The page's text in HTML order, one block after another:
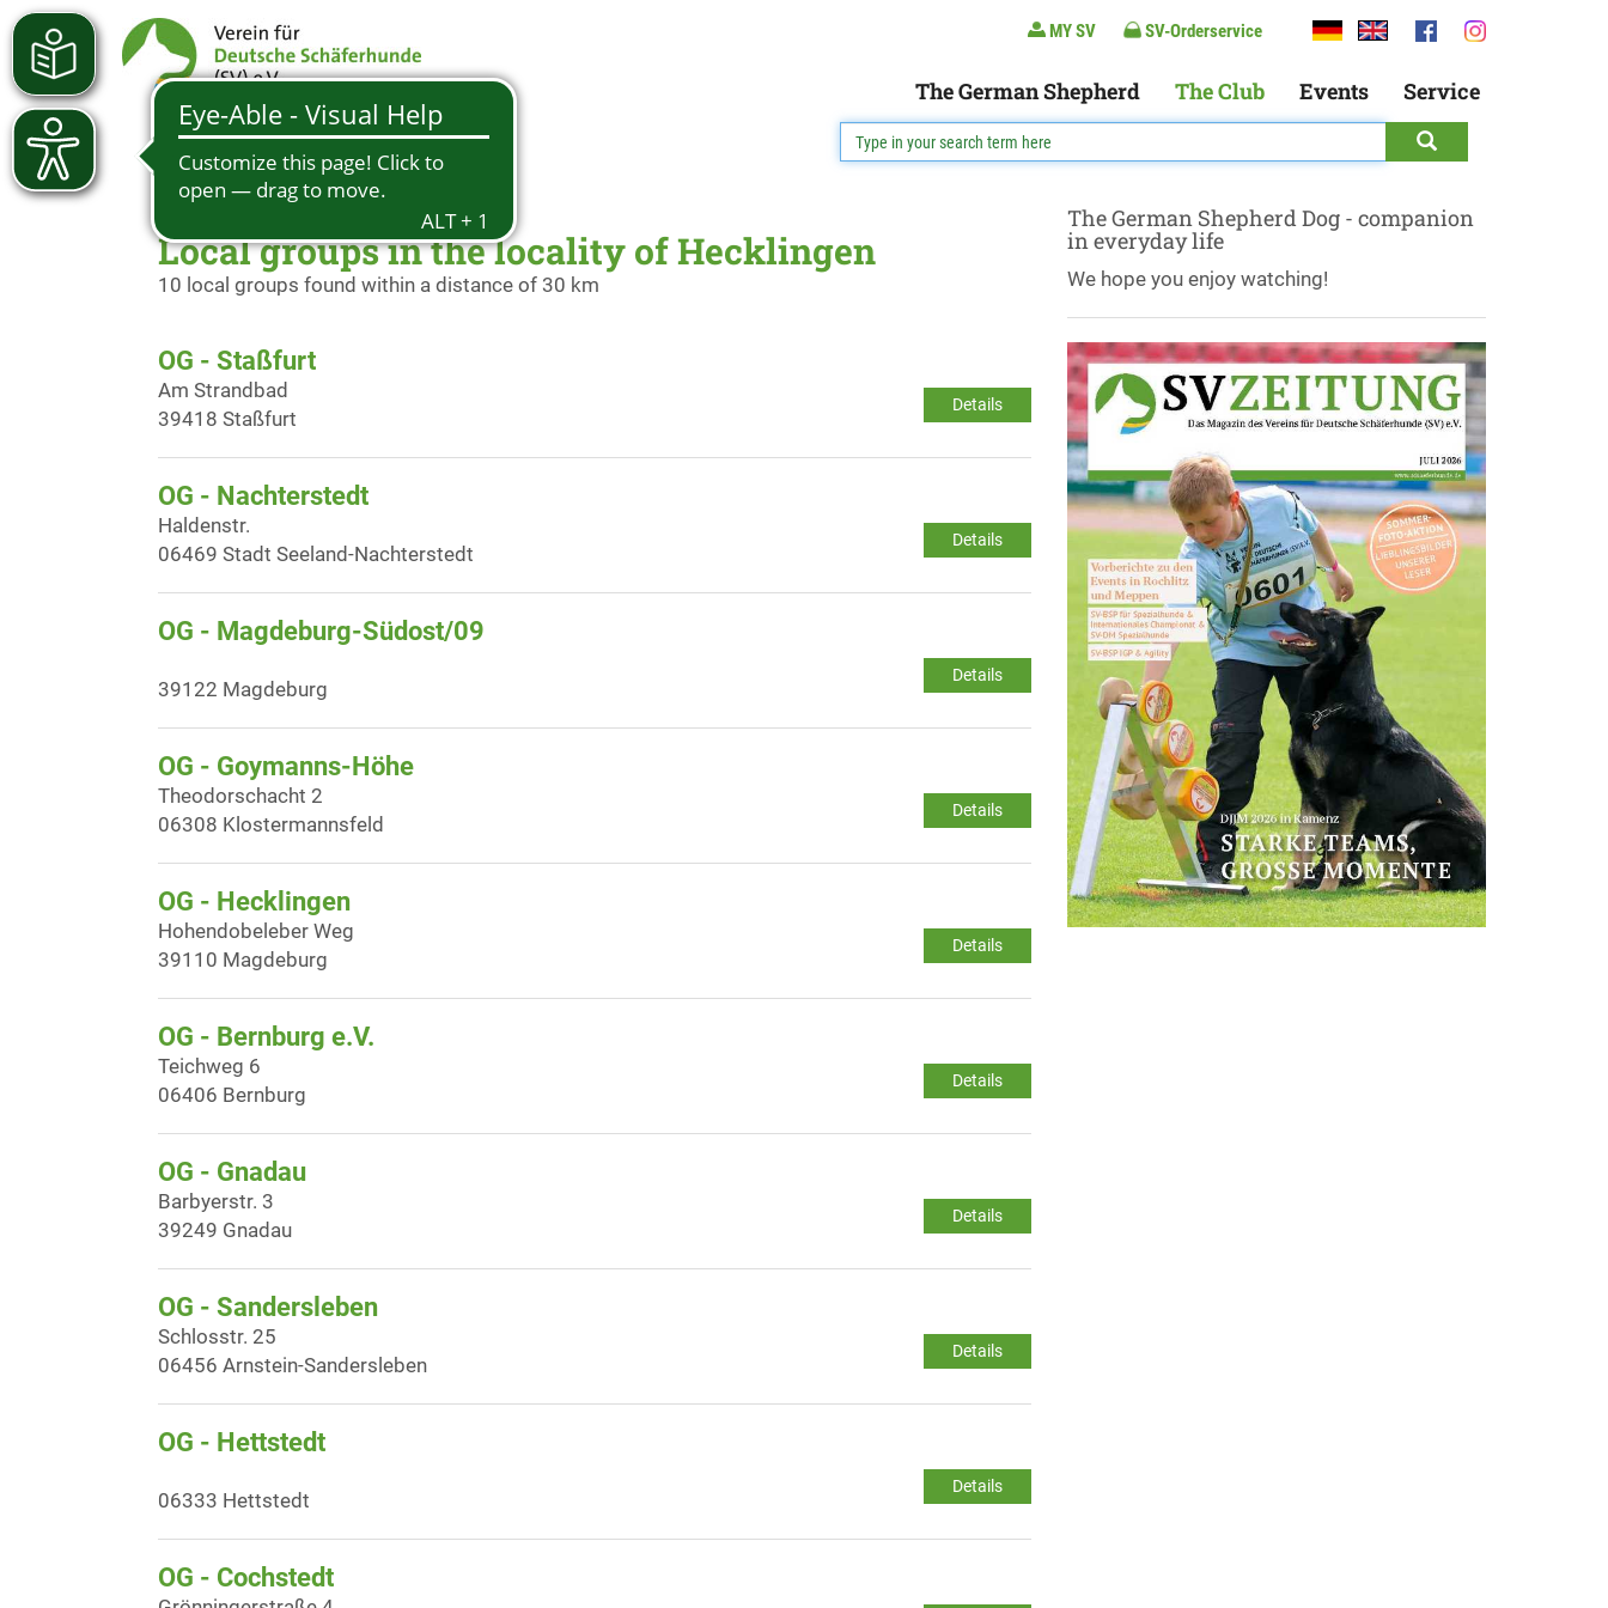
MY SV SV-Orderservice
The German Shepherd The Club Events Service
Local groups in the locality of Hecklingen
10 local groups found within a distance of 30 km
OG - Staßfurt
Details
Am Strandbad
39418 Staßfurt
OG - Nachterstedt
Details
Haldenstr.
06469 Stadt Seeland-Nachterstedt
OG - Magdeburg-Südost/09
Details
39122 Magdeburg
OG - Goymanns-Höhe
Details
Theodorschacht 2
06308 Klostermannsfeld
OG - Hecklingen
Details
Hohendobeleber Weg
39110 Magdeburg
OG - Bernburg e.V.
Details
Teichweg 6
06406 Bernburg
OG - Gnadau
Details
Barbyerstr. 3
39249 Gnadau
OG - Sandersleben
Details
Schlosstr. 25
06456 Arnstein-Sandersleben
OG - Hettstedt
Details
06333 Hettstedt
OG - Cochstedt
The German Shepherd Dog - companion
in everyday life
We hope you enjoy watching!